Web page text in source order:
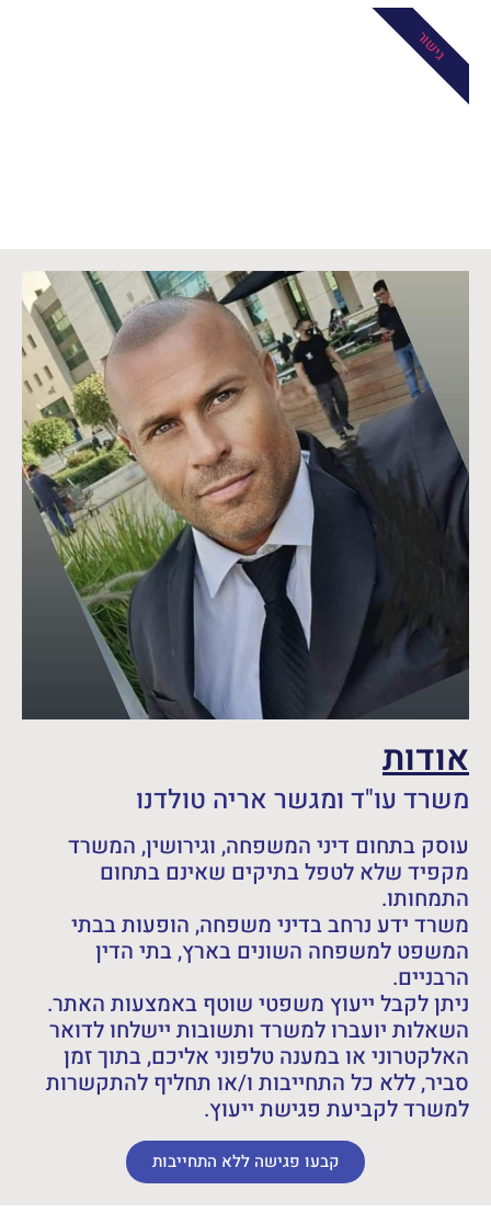
גישור
אודות
משרד עו"ד ומגשר אריה טולדנו
עוסק בתחום דיני המשפחה, וגירושין, המשרד
מקפיד שלא לטפל בתיקים שאינם בתחום
התמחותו.
משרד ידע נרחב בדיני משפחה, הופעות בבתי
המשפט למשפחה השונים בארץ, בתי הדין
הרבניים.
ניתן לקבל ייעוץ משפטי שוטף באמצעות האתר.
השאלות יועברו למשרד ותשובות יישלחו לדואר
האלקטרוני או במענה טלפוני אליכם, בתוך זמן
סביר, ללא כל התחייבות ו/או תחליף להתקשרות
למשרד לקביעת פגישת ייעוץ.
קבעו פגישה ללא התחייבות